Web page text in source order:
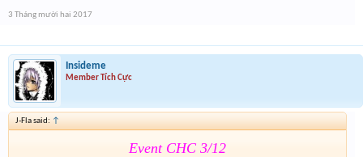
Sr ae qua bận wa nên giờ mới lên
3 Tháng mười hai 2017
Insideme
Member Tích Cực
J-Fla said: ↑
Event CHC 3/12